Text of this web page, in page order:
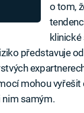
o tom,
představuje
mohou
nim samým.